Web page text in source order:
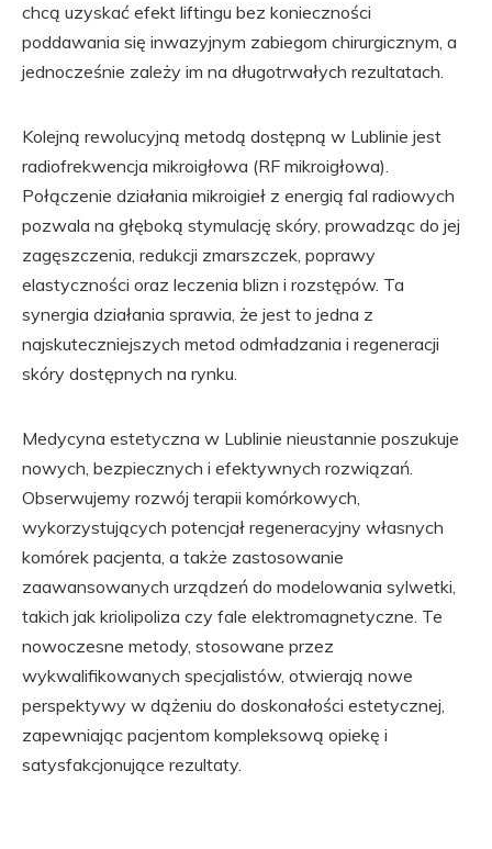
chcą uzyskać efekt liftingu bez konieczności
poddawania się inwazyjnym zabiegom chirurgicznym, a
jednocześnie zależy im na długotrwałych rezultatach.
Kolejną rewolucyjną metodą dostępną w Lublinie jest
radiofrekwencja mikroigłowa (RF mikroigłowa).
Połączenie działania mikroigieł z energią fal radiowych
pozwala na głęboką stymulację skóry, prowadząc do jej
zagęszczenia, redukcji zmarszczek, poprawy
elastyczności oraz leczenia blizn i rozstępów. Ta
synergia działania sprawia, że jest to jedna z
najskuteczniejszych metod odmładzania i regeneracji
skóry dostępnych na rynku.
Medycyna estetyczna w Lublinie nieustannie poszukuje
nowych, bezpiecznych i efektywnych rozwiązań.
Obserwujemy rozwój terapii komórkowych,
wykorzystujących potencjał regeneracyjny własnych
komórek pacjenta, a także zastosowanie
zaawansowanych urządzeń do modelowania sylwetki,
takich jak kriolipoliza czy fale elektromagnetyczne. Te
nowoczesne metody, stosowane przez
wykwalifikowanych specjalistów, otwierają nowe
perspektywy w dążeniu do doskonałości estetycznej,
zapewniając pacjentom kompleksową opiekę i
satysfakcjonujące rezultaty.